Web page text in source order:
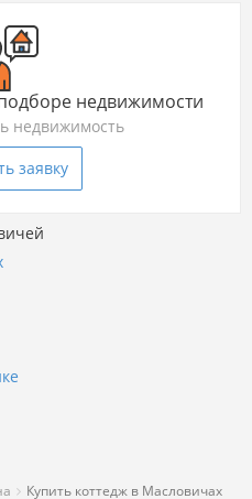
недвижимости
недвижимость
заявку
Купить коттедж в Масловичах